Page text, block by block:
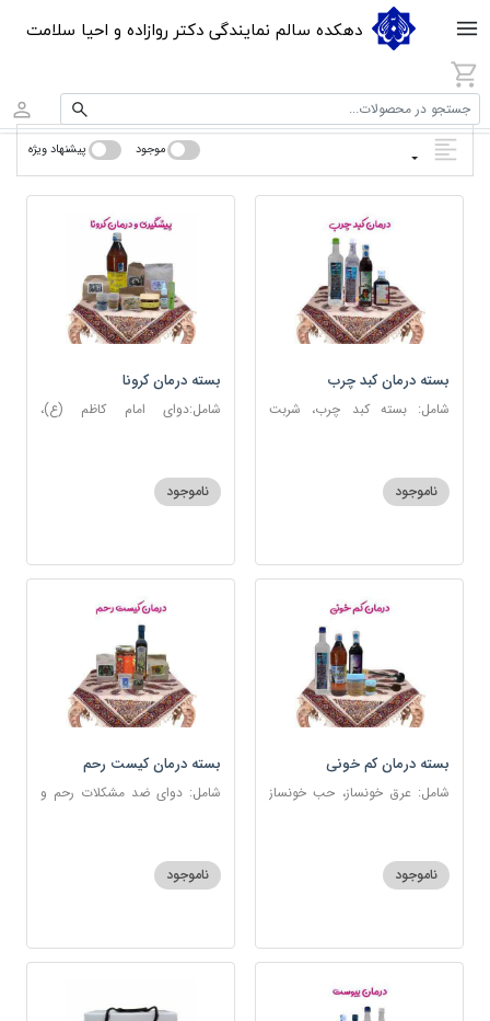
دهکده سالم نمایندگی دکتر روازاده و احیا سلامت
جستجو در محصولات...
موجود پیشنهاد ویژه
بسته درمان کبد چرب
شامل: بسته کبد چرب، شربت
ناموجود
بسته درمان کرونا
شامل:دوای امام کاظم (ع)،
شربت حیات، کندر
ناموجود
بسته درمان کم خونی
شامل: عرق خونساز، حب خونساز
ناموجود
بسته درمان کیست رحم
شامل: دوای ضد مشکلات رحم و
زیتون
ناموجود